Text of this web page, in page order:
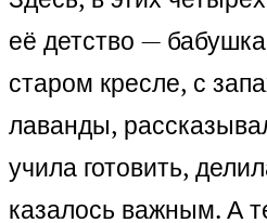
её детство —
старом кресле, с
лаванды,
учила готовить,
казалось важным. А